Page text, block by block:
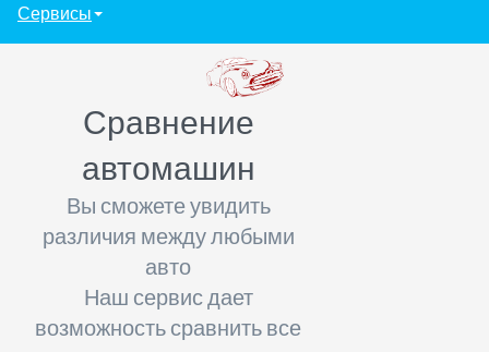
Сервисы
Сравнение
автомашин
Вы сможете увидить
различия между любыми
авто
Наш сервис дает
возможность сравнить все